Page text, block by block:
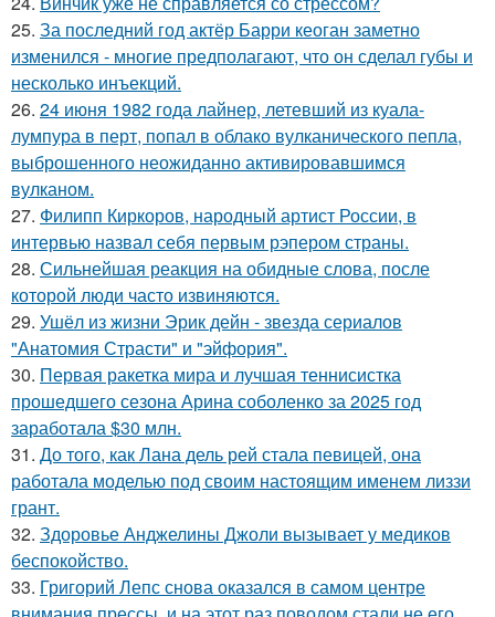
25. За последний год актёр Барри кеоган заметно
изменился - многие предполагают, что он сделал губы и
несколько инъекций.
26. 24 июня 1982 года лайнер, летевший из куала-
лумпура в перт, попал в облако вулканического пепла,
выброшенного неожиданно активировавшимся
вулканом.
27. Филипп Киркоров, народный артист России, в
интервью назвал себя первым рэпером страны.
28. Сильнейшая реакция на обидные слова, после
которой люди часто извиняются.
29. Ушёл из жизни Эрик дейн - звезда сериалов
"Анатомия Страсти" и "эйфория".
30. Первая ракетка мира и лучшая теннисистка
прошедшего сезона Арина соболенко за 2025 год
заработала $30 млн.
31. До того, как Лана дель рей стала певицей, она
работала моделью под своим настоящим именем лиззи
грант.
32. Здоровье Анджелины Джоли вызывает у медиков
беспокойство.
33. Григорий Лепс снова оказался в самом центре